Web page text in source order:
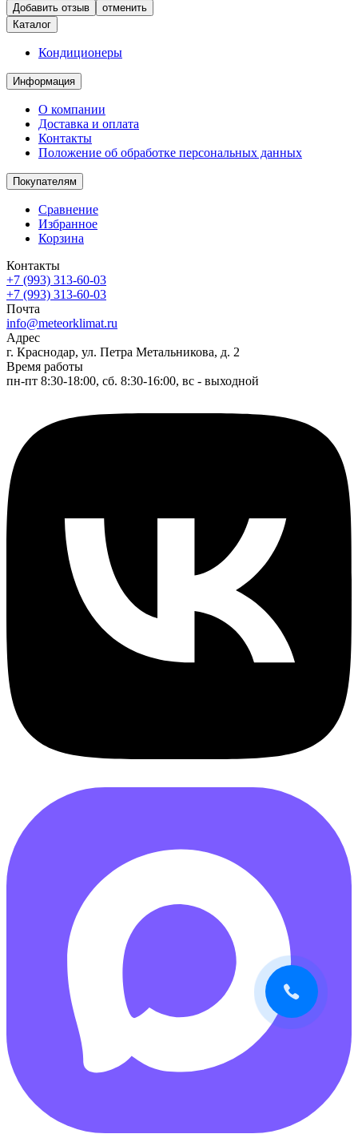
отменить
Каталог
Кондиционеры
Информация
О компании
Доставка и оплата
Контакты
Положение об обработке персональных данных
Покупателям
Сравнение
Избранное
Корзина
Контакты
+7 (993) 313-60-03
+7 (993) 313-60-03
Почта
info@meteorklimat.ru
Адрес
г. Краснодар, ул. Петра Метальникова, д. 2
Время работы
пн-пт 8:30-18:00, сб. 8:30-16:00, вс - выходной